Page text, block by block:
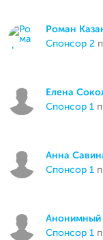
Роман
спонсор 2
Елена
спонсор 1
Анна
спонсор 1
Анонимный
спонсор 1